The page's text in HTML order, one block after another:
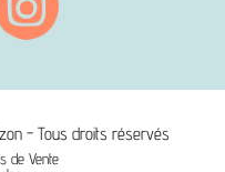
- Tous droits réservés
de Vente